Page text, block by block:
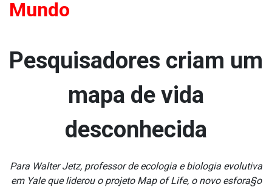
Mundo
Pesquisadores criam um
mapa de vida
desconhecida
Para Walter Jetz, professor de ecologia e biologia evolutiva
em Yale que liderou o projeto Map of Life, o novo esfora§o